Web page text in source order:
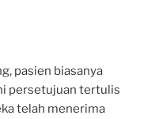
pasien biasanya
persetujuan tertulis
telah menerima